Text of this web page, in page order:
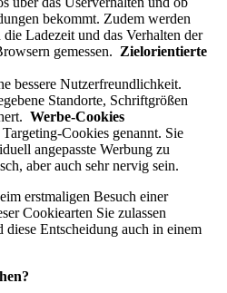
bekommt. Zudem werden
Ladezeit und das Verhalten der
gemessen. Zielorientierte
bessere Nutzerfreundlichkeit.
Standorte, Schriftgrößen
Werbe-Cookies
Cookies genannt. Sie
angepasste Werbung zu
aber auch sehr nervig sein.
erstmaligen Besuch einer
Cookiearten Sie zulassen
Entscheidung auch in einem